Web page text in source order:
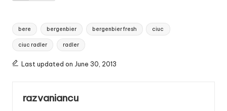
Tags:
bere bergenbier bergenbier fresh ciuc
ciuc radler radler
Last updated on June 30, 2013
razvaniancu